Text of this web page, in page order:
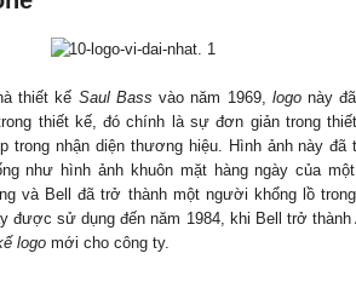
thiết kế Saul Bassvào năm 1969, logo này
thiết kế, đó chính là sự đơn giản trong
trong nhận diện thương hiệu. Hình ảnh này đã
như hình ảnh khuôn mặt hàng ngày của
và Bell đã trở thành một người khổng lồ
được sử dụng đến năm 1984, khi Bell trở thành
logo mới cho công ty.